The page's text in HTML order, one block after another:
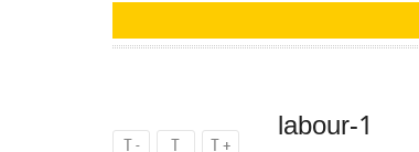
T - T T + labour-1